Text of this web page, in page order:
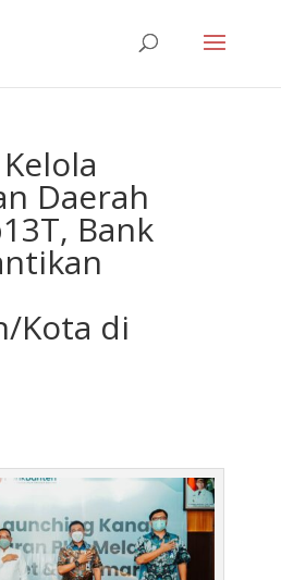
Daerah
Bank
Kota di